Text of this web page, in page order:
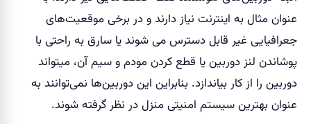
عنوان مثال به اینترنت نیاز دارند و در برخی موقعیت‌های
جعرافیایی غیر قابل دسترس می شوند یا سارق به راحتی با
پوشاندن لنز دوربین یا قطع کردن مودم و سیم آن، میتواند
دوربین را از کار بیاندازد. بنابراین این دوربین‌ها نمی‌توانند به
عنوان بهترین سیستم امنیتی منزل در نظر گرفته شوند.